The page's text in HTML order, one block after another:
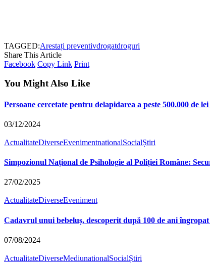
TAGGED:Arestați preventivdrogatdroguri
Share This Article
Facebook Copy Link Print
You Might Also Like
Persoane cercetate pentru delapidarea a peste 500.000 de
03/12/2024
ActualitateDiverseEvenimentnationalSocialȘtiri
Simpozionul Național de Psihologie al Poliției Române:
27/02/2025
ActualitateDiverseEveniment
Cadavrul unui bebeluș, descoperit după 100 de ani
07/08/2024
ActualitateDiverseMediunationalSocialȘtiri